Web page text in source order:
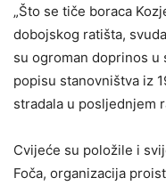
„Što se tiče boraca
dobojskog ratišta,
su ogroman doprinos u
popisu stanovništva iz
stradala u posljednjem
Cvijeće su položile i
Foča, organizacija